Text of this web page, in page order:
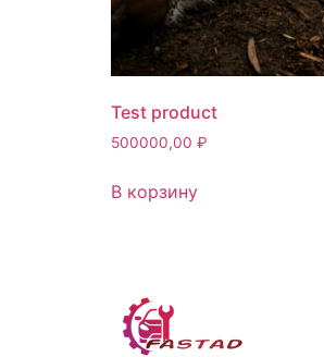
Test product
500000,00 ₽
В корзину